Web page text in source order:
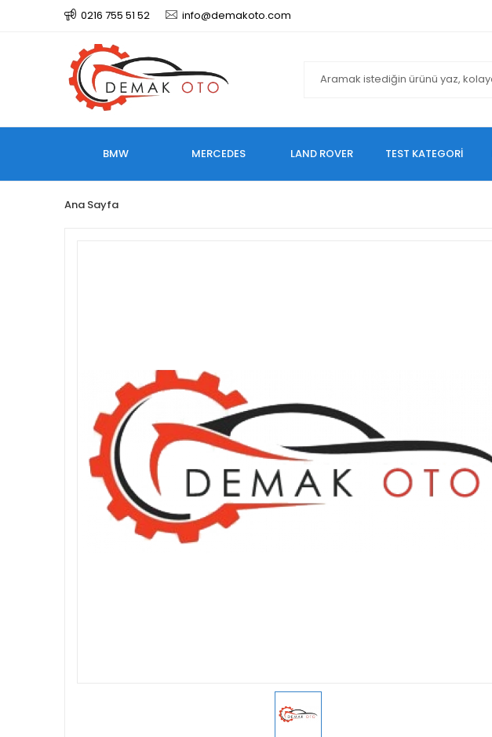
0216 755 51 52 info@demakoto.com
BMW MERCEDES LAND ROVER TEST KATEGORİ
Ana Sayfa